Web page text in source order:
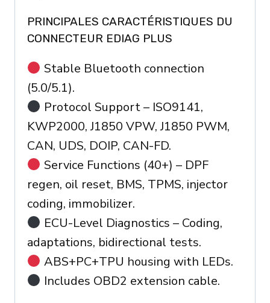
PRINCIPALES CARACTÉRISTIQUES DU
CONNECTEUR EDIAG PLUS
Stable Bluetooth connection
(5.0/5.1).
Protocol Support – ISO9141,
KWP2000, J1850 VPW, J1850 PWM,
CAN, UDS, DOIP, CAN-FD.
Service Functions (40+) – DPF
regen, oil reset, BMS, TPMS, injector
coding, immobilizer.
ECU-Level Diagnostics – Coding,
adaptations, bidirectional tests.
ABS+PC+TPU housing with LEDs.
Includes OBD2 extension cable.